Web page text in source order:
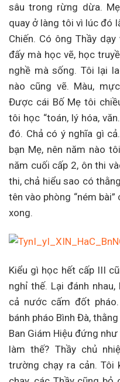
sâu trong rừng dừa.
quay ở làng tôi vì lúc đó
Chiến. Có ông Thầy
đấy mà học vẽ, học
nghề mà sống. Tôi lại
nào cũng vẽ. Màu,
Được cái Bố Mẹ tôi
tôi học “toán, lý hóa,
đó. Chả có ý nghĩa gì
bạn Mẹ, nên năm nào
năm cuối cấp 2, ôn thi
thi, chả hiểu sao có
tên vào phòng “ném
xong.
Kiểu gì học hết cấp III
nghỉ thế. Lại đánh
cả nước cấm đốt
bánh pháo Bình Đà,
Ban Giám Hiệu đứng
làm thế? Thầy chủ
trường chạy ra cản. Tôi